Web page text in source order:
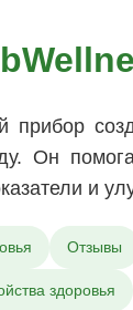
прибор
Он
и
Отзывы
здоровья